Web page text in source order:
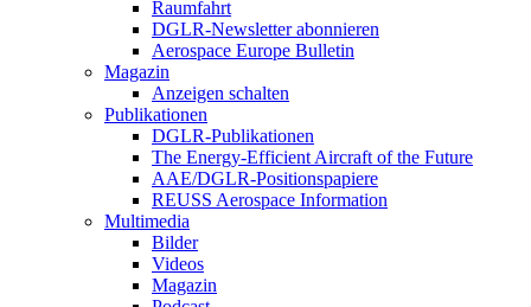
Raumfahrt
DGLR-Newsletter abonnieren
Aerospace Europe Bulletin
Magazin
Anzeigen schalten
Publikationen
DGLR-Publikationen
The Energy-Efficient Aircraft of the Future
AAE/DGLR-Positionspapiere
REUSS Aerospace Information
Multimedia
Bilder
Videos
Magazin